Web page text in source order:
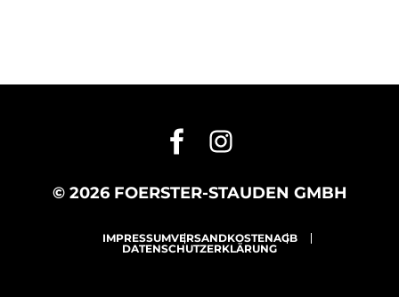
© 2026 FOERSTER-STAUDEN GMBH
IMPRESSUMVERSANDKOSTENAGB
DATENSCHUTZERKLÄRUNG